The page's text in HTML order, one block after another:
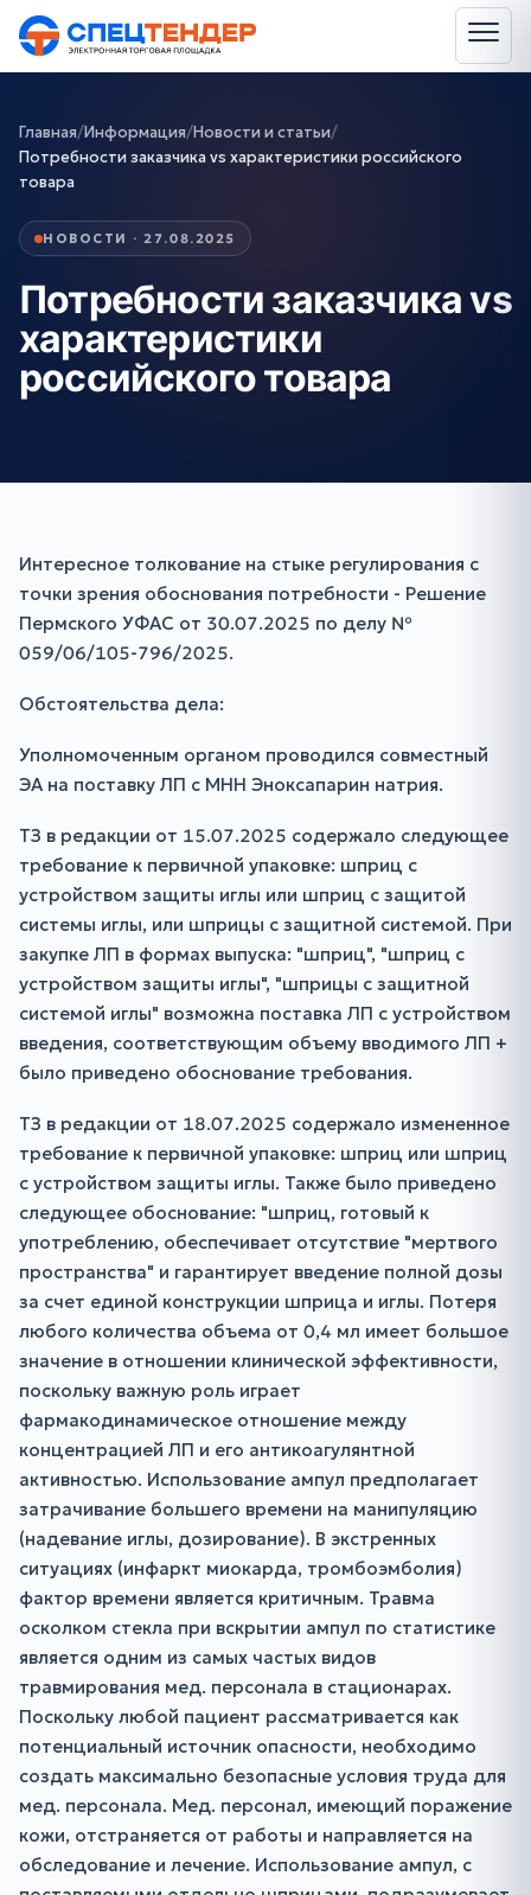
Главная/Информация/Новости и статьи/
Потребности заказчика vs характеристики российского
товара
НОВОСТИ · 27.08.2025
Потребности заказчика vs
характеристики
российского товара
Интересное толкование на стыке регулирования с
точки зрения обоснования потребности - Решение
Пермского УФАС от 30.07.2025 по делу №
059/06/105-796/2025.
Обстоятельства дела:
Уполномоченным органом проводился совместный
ЭА на поставку ЛП с МНН Эноксапарин натрия.
ТЗ в редакции от 15.07.2025 содержало следующее
требование к первичной упаковке: шприц с
устройством защиты иглы или шприц с защитой
системы иглы, или шприцы с защитной системой. При
закупке ЛП в формах выпуска: "шприц", "шприц с
устройством защиты иглы", "шприцы с защитной
системой иглы" возможна поставка ЛП с устройством
введения, соответствующим объему вводимого ЛП +
было приведено обоснование требования.
ТЗ в редакции от 18.07.2025 содержало измененное
требование к первичной упаковке: шприц или шприц
с устройством защиты иглы. Также было приведено
следующее обоснование: "шприц, готовый к
употреблению, обеспечивает отсутствие "мертвого
пространства" и гарантирует введение полной дозы
за счет единой конструкции шприца и иглы. Потеря
любого количества объема от 0,4 мл имеет большое
значение в отношении клинической эффективности,
поскольку важную роль играет
фармакодинамическое отношение между
концентрацией ЛП и его антикоагулянтной
активностью. Использование ампул предполагает
затрачивание большего времени на манипуляцию
(надевание иглы, дозирование). В экстренных
ситуациях (инфаркт миокарда, тромбоэмболия)
фактор времени является критичным. Травма
осколком стекла при вскрытии ампул по статистике
является одним из самых частых видов
травмирования мед. персонала в стационарах.
Поскольку любой пациент рассматривается как
потенциальный источник опасности, необходимо
создать максимально безопасные условия труда для
мед. персонала. Мед. персонал, имеющий поражение
кожи, отстраняется от работы и направляется на
обследование и лечение. Использование ампул, с